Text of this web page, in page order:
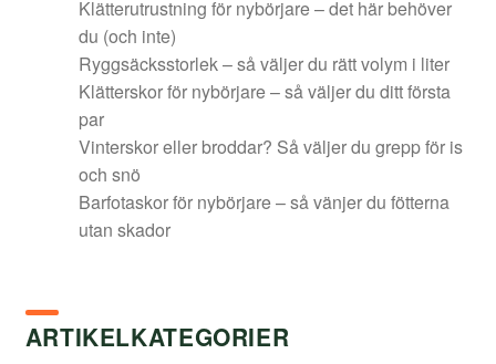
Klätterutrustning för nybörjare – det här behöver
du (och inte)
Ryggsäcksstorlek – så väljer du rätt volym i liter
Klätterskor för nybörjare – så väljer du ditt första
par
Vinterskor eller broddar? Så väljer du grepp för is
och snö
Barfotaskor för nybörjare – så vänjer du fötterna
utan skador
ARTIKELKATEGORIER